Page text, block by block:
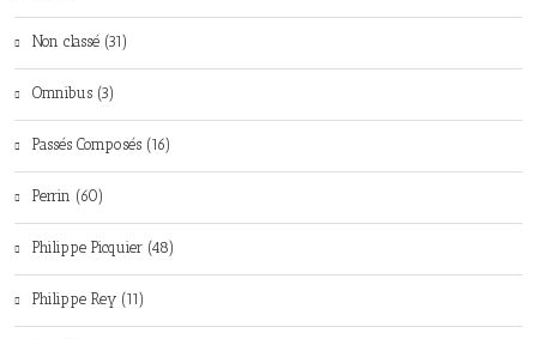
Non classé (31)
Omnibus (3)
Passés Composés (16)
Perrin (60)
Philippe Picquier (48)
Philippe Rey (11)